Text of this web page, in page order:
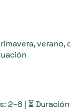
2–8 | ⏳